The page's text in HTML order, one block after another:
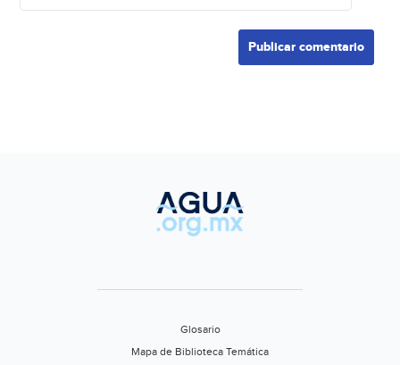
Glosario
Mapa de Biblioteca Temática